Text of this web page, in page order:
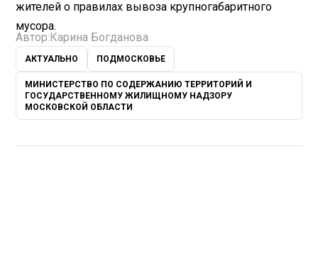
жителей о правилах вывоза крупногабаритного
мусора.
Автор: Карина Богданова
АКТУАЛЬНО ПОДМОСКОВЬЕ
МИНИСТЕРСТВО ПО СОДЕРЖАНИЮ ТЕРРИТОРИЙ И
ГОСУДАРСТВЕННОМУ ЖИЛИЩНОМУ НАДЗОРУ
МОСКОВСКОЙ ОБЛАСТИ